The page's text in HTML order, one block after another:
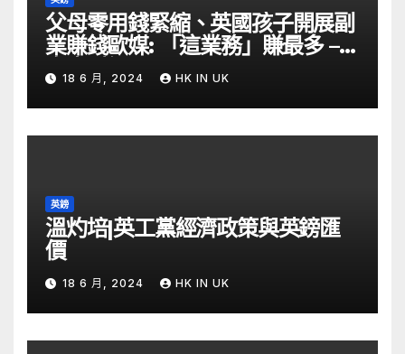
父母零用錢緊縮、英國孩子開展副
業賺錢歐媒: 「這業務」賺最多 –
自由財經
18 6 月, 2024 HK IN UK
英鎊
溫灼培|英工黨經濟政策與英鎊匯
價
18 6 月, 2024 HK IN UK